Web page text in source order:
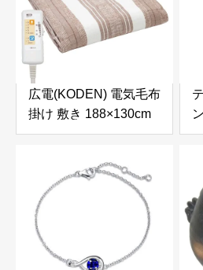
(黒色)
広電(KODEN) 電気毛布
掛け 敷き 188×130cm
ブラウン 洗える 抗菌防
イマー 室温センサー
12hOFF スライド温度
調節 ダニ退治
CWK553B-BG